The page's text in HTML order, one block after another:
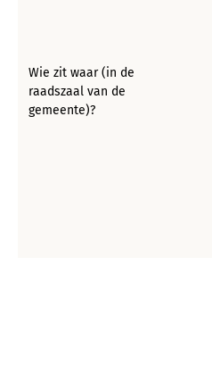
Wie zit waar (in de
raadszaal van de
gemeente)?